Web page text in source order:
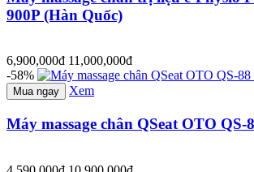
900P (Hàn Quốc)
6,900,000đ 11,000,000đ
-58%
Mua ngay Xem
Máy massage chân QSeat OTO QS-